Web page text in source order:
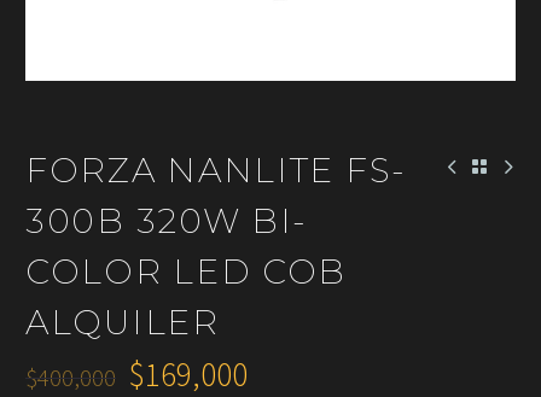
FORZA NANLITE FS-
300B 320W BI-
COLOR LED COB
ALQUILER
$400,000 $169,000